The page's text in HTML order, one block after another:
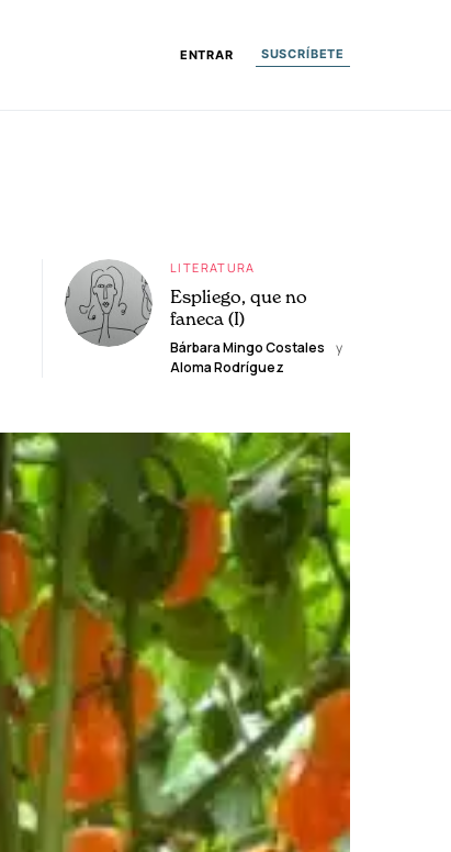
ENTRAR SUSCRÍBETE
LITERATURA
Espliego, que no
faneca (I)
Bárbara Mingo Costales
y
Aloma Rodríguez